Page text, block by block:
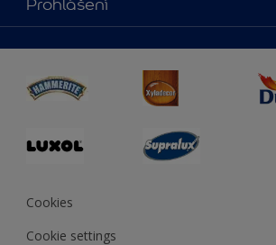
Najít obchod
duluxmaliar.sk
duluxprodejnabarev.cz
duluxpredajnafarieb.sk
Prohlášení
Cookies
Cookie settings